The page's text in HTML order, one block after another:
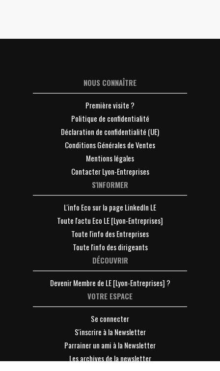
NOUS CONNAÎTRE
Première visite ?
Politique de confidentialité
Déclaration de confidentialité (UE)
Conditions Générales de Ventes
Mentions légales
Contacter Lyon-Entreprises
S'INFORMER
L'info Eco sur la page LinkedIn LE
Toute l'actu Eco LE [Lyon-Entreprises]
Toute l'info des Entreprises
Toute l'info des dirigeants
DÉCOUVRIR
Devenir Membre de LE [Lyon-Entreprises] ?
VOTRE ESPACE
Se connecter
S'inscrire à la Newsletter
Parrainer un ami à la Newsletter
Les archives de la newsletter